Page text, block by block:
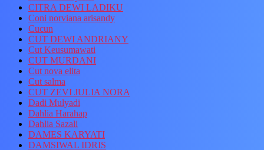
CITRA DEWI LADIKU
Coni norviana arisandy
Cucun
CUT DEWI ANDRIANY
Cut Keusumawati
CUT MURDANI
Cut nova elita
Cut salma
CUT ZEVI JULIA NORA
Dadi Mulyadi
Dahlia Harahap
Dahlia Sazali
DAMES KARYATI
DAMSIWAL IDRIS